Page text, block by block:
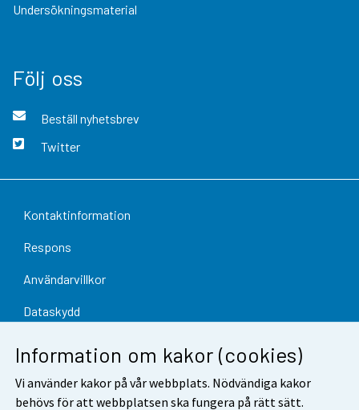
Information om kakor (cookies)
Vi använder kakor på vår webbplats. Nödvändiga kakor
behövs för att webbplatsen ska fungera på rätt sätt.
Undersökningsmaterial
Följ oss
Beställ nyhetsbrev
Twitter
Kontaktinformation
Respons
Användarvillkor
Dataskydd
Information om webbplatsen